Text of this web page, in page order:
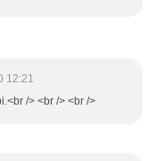
12:21
/> <br /> <br />